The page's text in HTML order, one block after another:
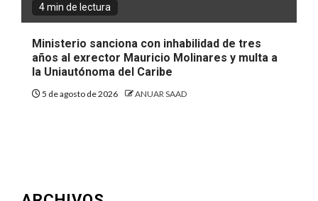
4 min de lectura
Ministerio sanciona con inhabilidad de tres
años al exrector Mauricio Molinares y multa a
la Uniautónoma del Caribe
5 de agosto de 2026 ANUAR SAAD